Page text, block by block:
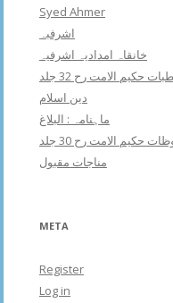
Syed Ahmer
اشرفبہ
خانقاہ امدادیہ اشرفیہ
حکیم الامت رح 32 جلد
دین اسلام
ماہنامہ : البلاغ
حکیم الامت رح 30 جلد
مناجات مقبول
META
Register
Log in